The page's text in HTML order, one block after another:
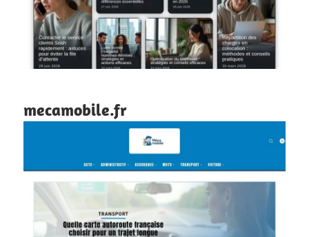
mecamobile.fr